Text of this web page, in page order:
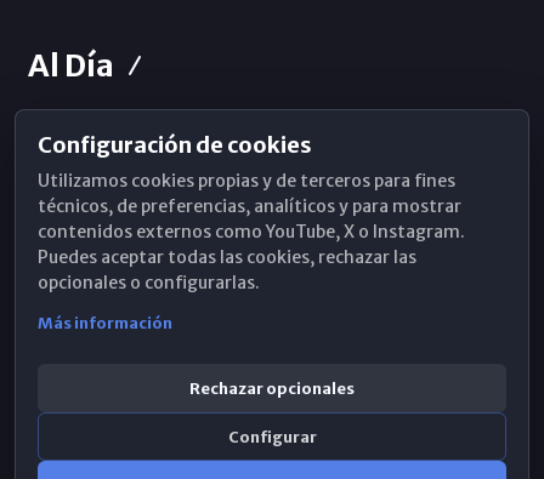
Al Día
Horarios de Misa
Hemeroteca
WhatsApp
Configuración de cookies
Utilizamos cookies propias y de terceros para fines
técnicos, de preferencias, analíticos y para mostrar
contenidos externos como YouTube, X o Instagram.
Puedes aceptar todas las cookies, rechazar las
opcionales o configurarlas.
Más información
Rechazar opcionales
Configurar